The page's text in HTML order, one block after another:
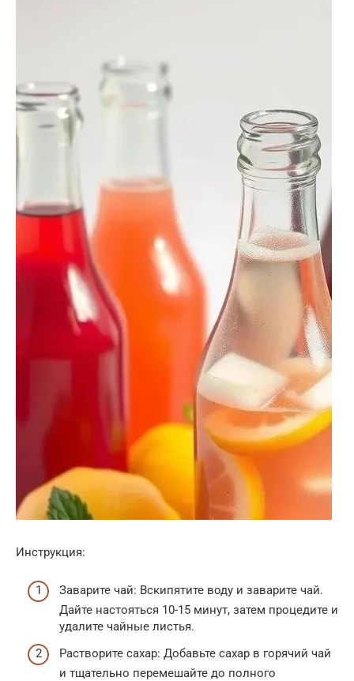
Инструкция:
Заварите чай: Вскипятите воду и заварите чай.
Дайте настояться 10-15 минут, затем процедите и
удалите чайные листья.
Растворите сахар: Добавьте сахар в горячий чай
и тщательно перемешайте до полного